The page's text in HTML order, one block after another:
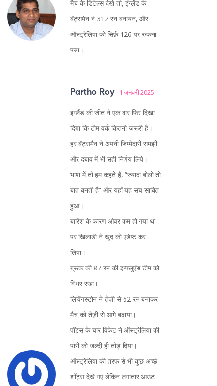
मैच के डिटेल्स देखे तो, इंग्लेंड के
बॅट्समेन ने 312 रन बनायन, और
ऑस्ट्रेलिया को सिर्फ़ 126 पर रुकना
पडा।
Partho Roy 1 जनवरी 2025
इंग्लैंड की जीत ने एक बार फिर दिखा
दिया कि टीम वर्क कितनी जरूरी है।
हर बॅट्समैन ने अपनी जिम्मेदारी समझी
और दबाव में भी सही निर्णय लिये।
भाषा में तो हम कहते हैं, “ज्यादा बोलो तो
बात बनती है” और यहाँ यह सच साबित
हुआ।
बारिश के कारण ओवर कम हो गया था
पर खिलाड़ी ने खुद को एडेप्ट कर
लिया।
ब्रूक की 87 रन की इन्फ्लुएंस टीम को
स्थिर रखा।
लिविंगस्टोन ने तेज़ी से 62 रन बनाकर
मैच को तेज़ी से आगे बढ़ाया।
पॉट्स के चार विकेट ने ऑस्ट्रेलिया की
पारी को जल्दी ही तोड़ दिया।
ऑस्ट्रेलिया की तरफ से भी कुछ अच्छे
शॉट्स देखे गए लेकिन लगातार आउट